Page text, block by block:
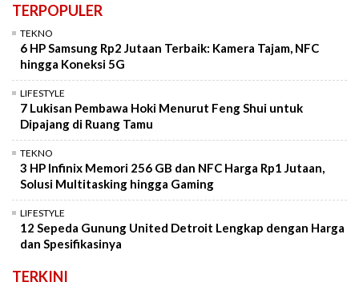
TERPOPULER
TEKNO
6 HP Samsung Rp2 Jutaan Terbaik: Kamera Tajam, NFC
hingga Koneksi 5G
LIFESTYLE
7 Lukisan Pembawa Hoki Menurut Feng Shui untuk
Dipajang di Ruang Tamu
TEKNO
3 HP Infinix Memori 256 GB dan NFC Harga Rp1 Jutaan,
Solusi Multitasking hingga Gaming
LIFESTYLE
12 Sepeda Gunung United Detroit Lengkap dengan Harga
dan Spesifikasinya
TERKINI